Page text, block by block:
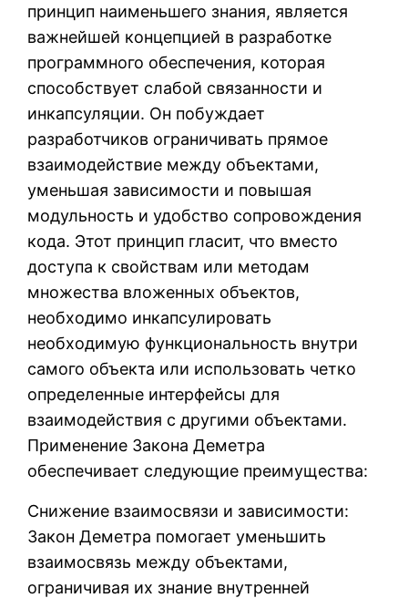
принцип наименьшего знания, является
важнейшей концепцией в разработке
программного обеспечения, которая
способствует слабой связанности и
инкапсуляции. Он побуждает
разработчиков ограничивать прямое
взаимодействие между объектами,
уменьшая зависимости и повышая
модульность и удобство сопровождения
кода. Этот принцип гласит, что вместо
доступа к свойствам или методам
множества вложенных объектов,
необходимо инкапсулировать
необходимую функциональность внутри
самого объекта или использовать четко
определенные интерфейсы для
взаимодействия с другими объектами.
Применение Закона Деметра
обеспечивает следующие преимущества:
Снижение взаимосвязи и зависимости:
Закон Деметра помогает уменьшить
взаимосвязь между объектами,
ограничивая их знание внутренней